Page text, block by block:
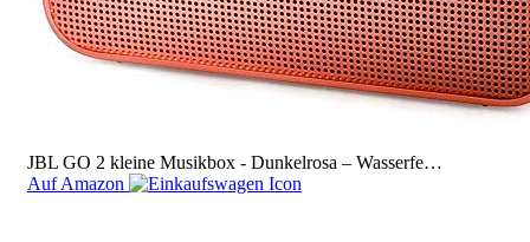
JBL GO 2 kleine Musikbox - Dunkelrosa – Wasserfe…
Auf Amazon